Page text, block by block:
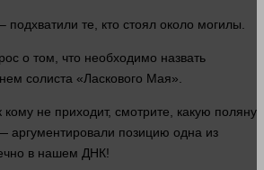
те, кто стоял около могилы.
о том, что необходимо назвать
солиста «Ласкового Мая».
кому не приходит, смотрите, какую поляну
аргументировали позицию одна из
в нашем ДНК!